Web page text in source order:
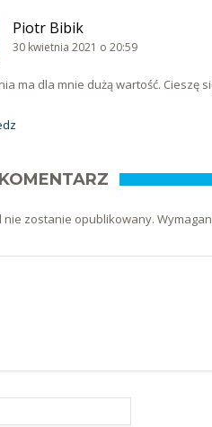
Piotr Bibik
30 kwietnia 2021 o 20:59
ma dla mnie dużą wartość. Cieszę
nie zostanie opublikowany.